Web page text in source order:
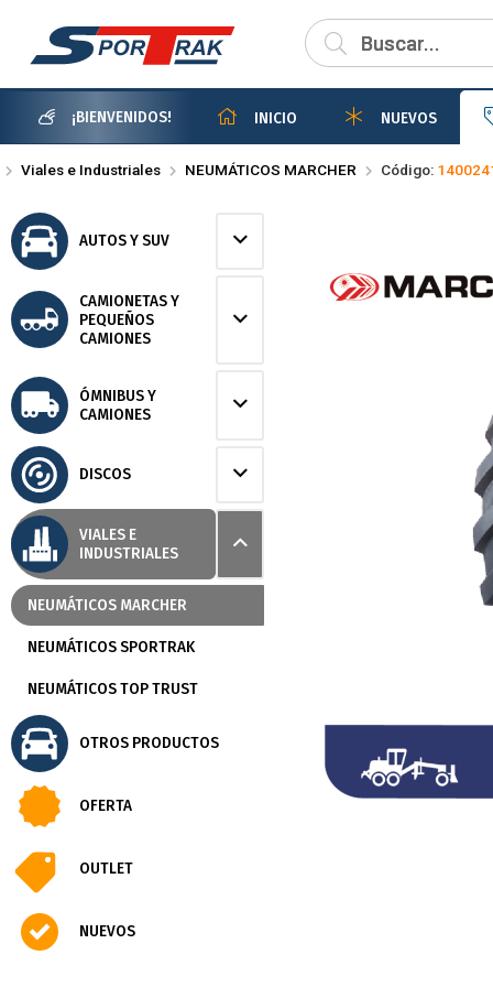
Compartir
¡BIENVENIDOS! INICIO NUEVOS
Viales e Industriales NEUMÁTICOS MARCHER Código:
AUTOS Y SUV
CAMIONETAS Y
PEQUEÑOS
CAMIONES
ÓMNIBUS Y
CAMIONES
DISCOS
VIALES E
INDUSTRIALES
NEUMÁTICOS MARCHER
NEUMÁTICOS SPORTRAK
NEUMÁTICOS TOP TRUST
OTROS PRODUCTOS
OFERTA
OUTLET
NUEVOS